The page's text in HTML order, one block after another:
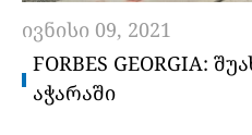
ივნისი 09, 2021
FORBES GEORGIA:
ᲐᲭᲐᲠᲐᲨᲘ